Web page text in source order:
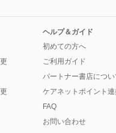
ヘルプ＆ガイド
初めての方へ
ご利用ガイド
パートナー書店につい
ケアネットポイント
FAQ
お問い合わせ